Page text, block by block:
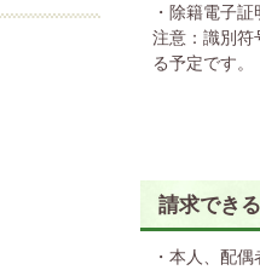
・除籍電子
注意：識別符
る予定です。
請求でき
・本人、配偶